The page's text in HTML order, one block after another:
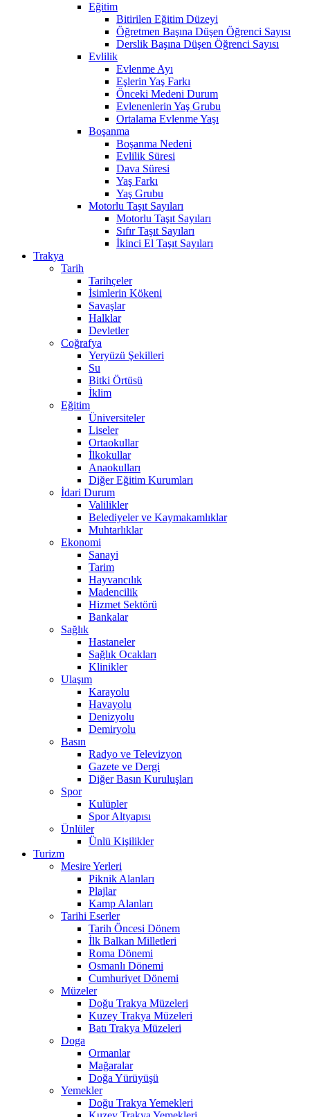
Eğitim
Bitirilen Eğitim Düzeyi
Öğretmen Başına Düşen Öğrenci Sayısı
Derslik Başına Düşen Öğrenci Sayısı
Evlilik
Evlenme Ayı
Eşlerin Yaş Farkı
Önceki Medeni Durum
Evlenenlerin Yaş Grubu
Ortalama Evlenme Yaşı
Boşanma
Boşanma Nedeni
Evlilik Süresi
Dava Süresi
Yaş Farkı
Yaş Grubu
Motorlu Taşıt Sayıları
Motorlu Taşıt Sayıları
Sıfır Taşıt Sayıları
İkinci El Taşıt Sayıları
Trakya
Tarih
Tarihçeler
İsimlerin Kökeni
Savaşlar
Halklar
Devletler
Coğrafya
Yeryüzü Şekilleri
Su
Bitki Örtüsü
İklim
Eğitim
Üniversiteler
Liseler
Ortaokullar
İlkokullar
Anaokulları
Diğer Eğitim Kurumları
İdari Durum
Valilikler
Belediyeler ve Kaymakamlıklar
Muhtarlıklar
Ekonomi
Sanayi
Tarim
Hayvancılık
Madencilik
Hizmet Sektörü
Bankalar
Sağlık
Hastaneler
Sağlık Ocakları
Klinikler
Ulaşım
Karayolu
Havayolu
Denizyolu
Demiryolu
Basın
Radyo ve Televizyon
Gazete ve Dergi
Diğer Basın Kuruluşları
Spor
Kulüpler
Spor Altyapısı
Ünlüler
Ünlü Kişilikler
Turizm
Mesire Yerleri
Piknik Alanları
Plajlar
Kamp Alanları
Tarihi Eserler
Tarih Öncesi Dönem
İlk Balkan Milletleri
Roma Dönemi
Osmanlı Dönemi
Cumhuriyet Dönemi
Müzeler
Doğu Trakya Müzeleri
Kuzey Trakya Müzeleri
Batı Trakya Müzeleri
Doga
Ormanlar
Mağaralar
Doğa Yürüyüşü
Yemekler
Doğu Trakya Yemekleri